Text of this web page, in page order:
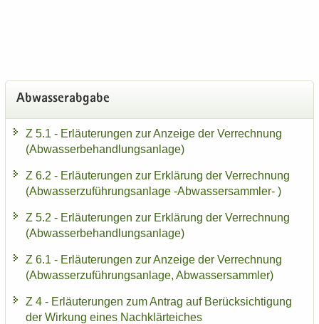
Ab­was­ser­ab­ga­be
Z 5.1 - Er­läu­te­run­gen zur An­zei­ge der Ver­rech­nung
(Ab­was­ser­be­hand­lungs­an­la­ge)
Z 6.2 - Er­läu­te­run­gen zur Er­klä­rung der Ver­rech­nung
(Ab­was­ser­zu­füh­rungs­an­la­ge -​Abwassersammler- )
Z 5.2 - Er­läu­te­run­gen zur Er­klä­rung der Ver­rech­nung
(Ab­was­ser­be­hand­lungs­an­la­ge)
Z 6.1 - Er­läu­te­run­gen zur An­zei­ge der Ver­rech­nung
(Ab­was­ser­zu­füh­rungs­an­la­ge, Ab­was­ser­samm­ler)
Z 4 - Er­läu­te­run­gen zum An­trag auf Be­rück­sich­ti­gung
der Wir­kung eines Nach­klär­tei­ches